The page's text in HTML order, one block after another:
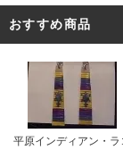
おすすめ商品
平原インディアン・ラ